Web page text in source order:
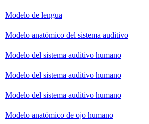
Modelo de lengua
Modelo anatómico del sistema auditivo
Modelo del sistema auditivo humano
Modelo del sistema auditivo humano
Modelo del sistema auditivo humano
Modelo anatómico de ojo humano